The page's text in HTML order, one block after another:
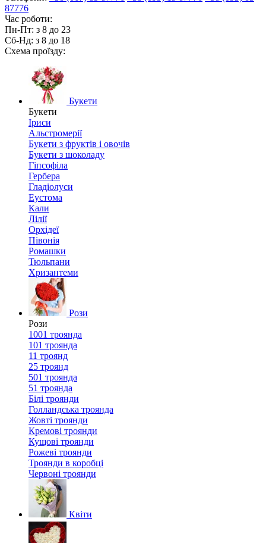
87776
Час роботи:
Пн-Пт: з 8 до 23
Сб-Нд: з 8 до 18
Схема проїзду:
Букети
Букети
Іриси
Альстромерії
Букети з фруктів і овочів
Букети з шоколаду
Гіпсофіла
Гербера
Гладіолуси
Еустома
Кали
Лілії
Орхідеї
Півонія
Ромашки
Тюльпани
Хризантеми
Рози
Рози
1001 троянда
101 троянда
11 троянд
25 троянд
501 троянда
51 троянда
Білі троянди
Голландська троянда
Жовті троянди
Кремові троянди
Кущові троянди
Рожеві троянди
Троянди в коробці
Червоні троянди
Квіти